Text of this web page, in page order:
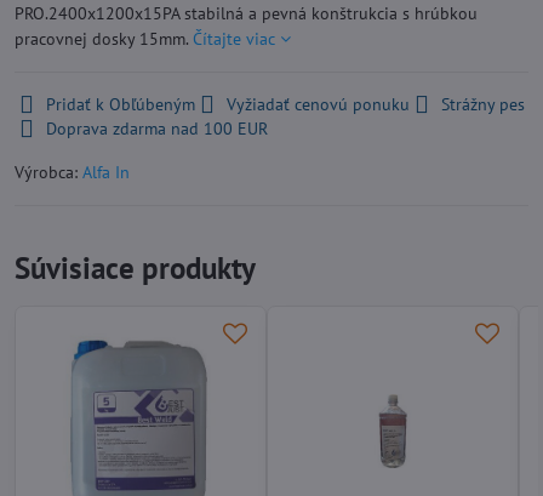
PRO.2400x1200x15PA stabilná a pevná konštrukcia s hrúbkou
pracovnej dosky 15mm. Čítajte viac
Pridať k Obľúbeným Vyžiadať cenovú ponuku
Strážny pes
Doprava zdarma nad 100 EUR
Výrobca: Alfa In
Súvisiace produkty